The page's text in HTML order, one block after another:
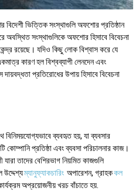
বিদেশী ভিত্তিক সংস্থাগুলি অফশোর প্রতিষ্ঠান
অবস্থিত সংস্থাগুলিকে অফশোর হিসাবে বিবেচনা
রয়েছে। যদিও কিছু লোক বিশ্বাস করে যে
কারণ হল বিশ্বব্যাপী লেনদেন এবং
দায়বদ্ধতা প্রতিরোধের উপায় হিসাবে বিবেচনা
বিনিময়যোগ্যভাবে ব্যবহৃত হয়, যা ব্যবসার
প্রতিষ্ঠা এবং ব্যবসা পরিচালনার কাজ।
তাদের বেশিরভাগ নিয়মিত কাজগুলি
উদ্দেশ্যম্যানুফ্যাকচারিং অপারেশন, গ্রাহককল
অপ্রয়োজনীয় খরচ বাঁচাতে হয়.